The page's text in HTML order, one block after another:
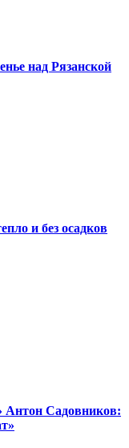
над Рязанской
и без осадков
Садовников: